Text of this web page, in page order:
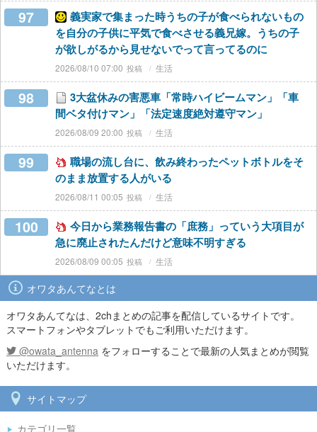
97
義実家で集まった時うちの子が食べられないもの
を自分の子供に平気で食べさせる義兄嫁。うちの子
が欲しがるから見せないでって言ってるのに
2026/08/10 07:00 生活
98
3大盆休みの害悪車「常時ハイビームマン」「車
間ベタ付けマン」「法定速度絶対遵守マン」
2026/08/09 20:00 生活
99
職場の流し台に、飲み終わったペットボトルをそ
のまま放置する人がいる
2026/08/11 00:05 生活
100
今日から業務報告書の「庶務」っていう大項目が
急に廃止されたんだけど意味不明すぎる
2026/08/09 00:05 生活
オワタあんてなとは
オワタあんてなは、2chまとめの記事を配信しているサイトです。
スマートフォンやタブレットでもご利用いただけます。
@owata_antenna をフォローすることで最新の人気まとめが閲覧
いただけます。
サイトマップ
カテゴリ一覧